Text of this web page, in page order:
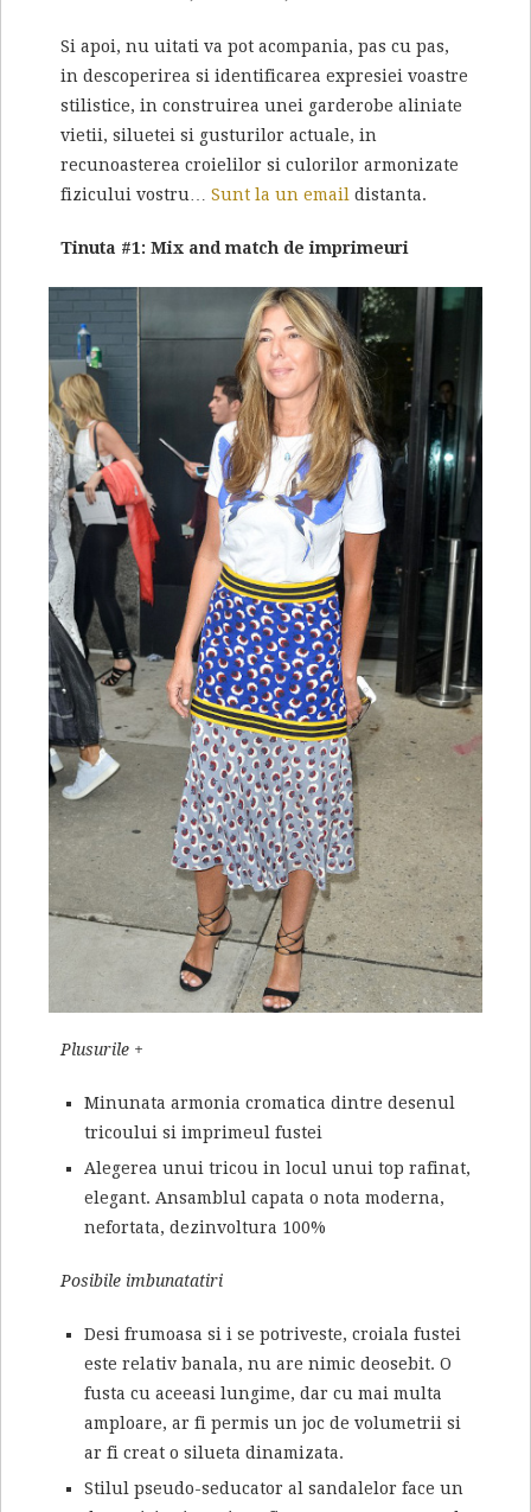
Si apoi, nu uitati va pot acompania, pas cu pas,
in descoperirea si identificarea expresiei voastre
stilistice, in construirea unei garderobe aliniate
vietii, siluetei si gusturilor actuale, in
recunoasterea croielilor si culorilor armonizate
fizicului vostru… Sunt la un email distanta.
Tinuta #1: Mix and match de imprimeuri
Plusurile +
Minunata armonia cromatica dintre desenul
tricoului si imprimeul fustei
Alegerea unui tricou in locul unui top rafinat,
elegant. Ansamblul capata o nota moderna,
nefortata, dezinvoltura 100%
Posibile imbunatatiri
Desi frumoasa si i se potriveste, croiala fustei
este relativ banala, nu are nimic deosebit. O
fusta cu aceeasi lungime, dar cu mai multa
amploare, ar fi permis un joc de volumetrii si
ar fi creat o silueta dinamizata.
Stilul pseudo-seducator al sandalelor face un